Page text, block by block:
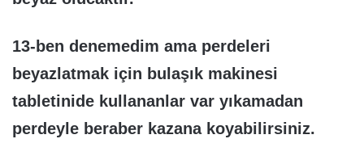
13-ben denemedim ama perdeleri
beyazlatmak için bulaşık makinesi
tabletinide kullananlar var yıkamadan
perdeyle beraber kazana koyabilirsiniz.